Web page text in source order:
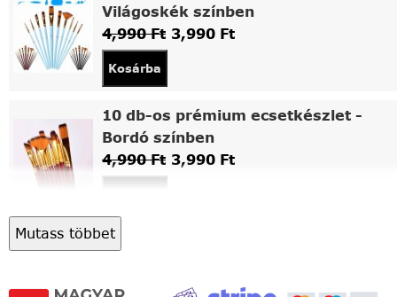
Világoskék színben
4,990Ft 3,990 Ft
Kosárba
10 db-os prémium ecsetkészlet -
Bordó színben
4,990Ft 3,990 Ft
Asztali fa festőállvány
Mutass többet